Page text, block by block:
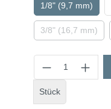
1/8" (9,7 mm)
3/8" (16,7 mm)
Stück